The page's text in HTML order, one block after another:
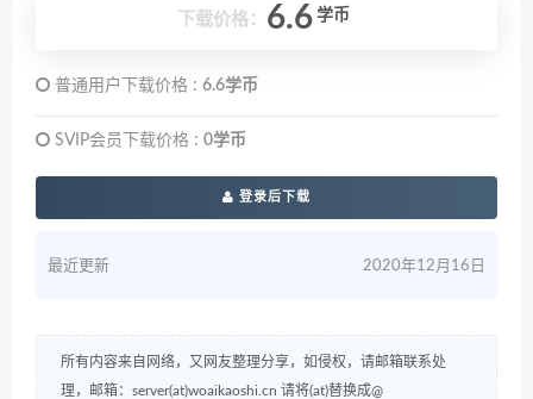
下载价格： 6.6 学币
普通用户下载价格 : 6.6学币
SVIP会员下载价格 : 0学币
登录后下载
最近更新 2020年12月16日
所有内容来自网络，又网友整理分享，如侵权，请邮箱联系处
理，邮箱：server(at)woaikaoshi.cn 请将(at)替换成@